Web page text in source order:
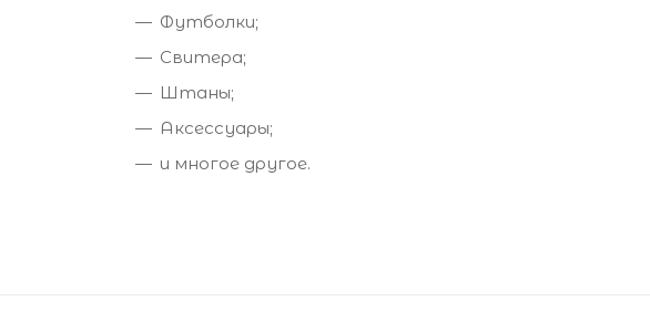
Футболки;
Свитера;
Штаны;
Аксессуары;
и многое другое.